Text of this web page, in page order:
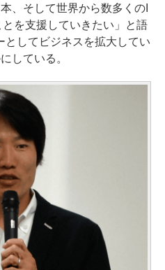
、そして世界から数多くのI
を支援していきたい」と語
としてビジネスを拡大してい
している。